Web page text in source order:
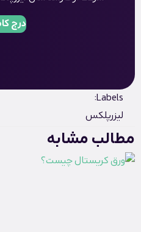
درج
Labels:
لیزرپلکس
مطالب مشابه